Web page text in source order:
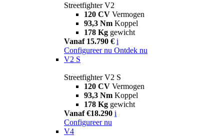
Streetfighter V2
120 CV Vermogen
93,3 Nm Koppel
178 Kg gewicht
Vanaf 15.790 € i
Configureer nu Ontdek nu
V2 S
Streetfighter V2 S
120 CV Vermogen
93,3 Nm Koppel
178 Kg gewicht
Vanaf €18.290 i
Configureer nu
V4